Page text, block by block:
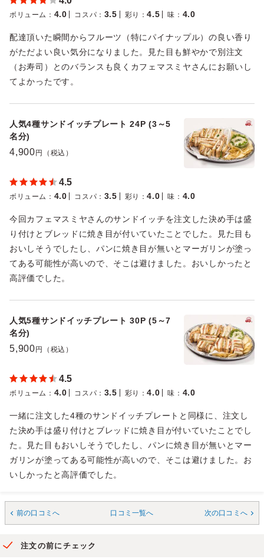
ボリューム ： 4.0 コスパ ： 3.5 彩り ：4.5 味 ： 4.0
配達頂いた瞬間からフルーツ（特にパイナップル）の良い香り
がただよい良い気分になりました。見た目も鮮やかで別注文
（お寿司）とのバランスも良くカフェマスミヤさんにお願いし
てよかったです。
人気4種サンドイッチプレート 24P (3～5
名分)
4,900 円（税込）
4.5
ボリューム ： 4.0 コスパ ： 3.5 彩り ：4.0 味 ： 4.0
今回カフェマスミヤさんのサンドイッチを注文した決め手は盛
り付けとブレッドに焼き目が付いていたことでした。見た目も
おいしそうでしたし、パンに焼き目が無いとマーガリンが塗っ
てある可能性が高いので、そこは避けました。おいしかったと
高評価でした。
人気5種サンドイッチプレート 30P (5～7
名分)
5,900 円（税込）
4.5
ボリューム ： 4.0 コスパ ： 3.5 彩り ：4.0 味 ： 4.0
一緒に注文した4種のサンドイッチプレートと同様に、注文し
た決め手は盛り付けとブレッドに焼き目が付いていたことでし
た。見た目もおいしそうでしたし、パンに焼き目が無いとマー
ガリンが塗ってある可能性が高いので、そこは避けました。お
いしかったと高評価でした。
前の口コミへ 口コミ一覧へ 次の口コミへ
注文の前にチェック